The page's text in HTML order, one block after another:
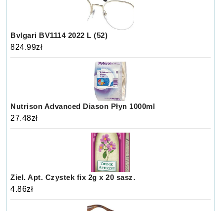
Bvlgari BV1114 2022 L (52)
824.99zł
Nutrison Advanced Diason Płyn 1000ml
27.48zł
Ziel. Apt. Czystek fix 2g x 20 sasz.
4.86zł